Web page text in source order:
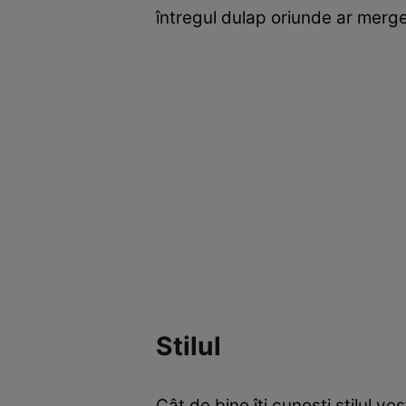
întregul dulap oriunde ar
Stilul